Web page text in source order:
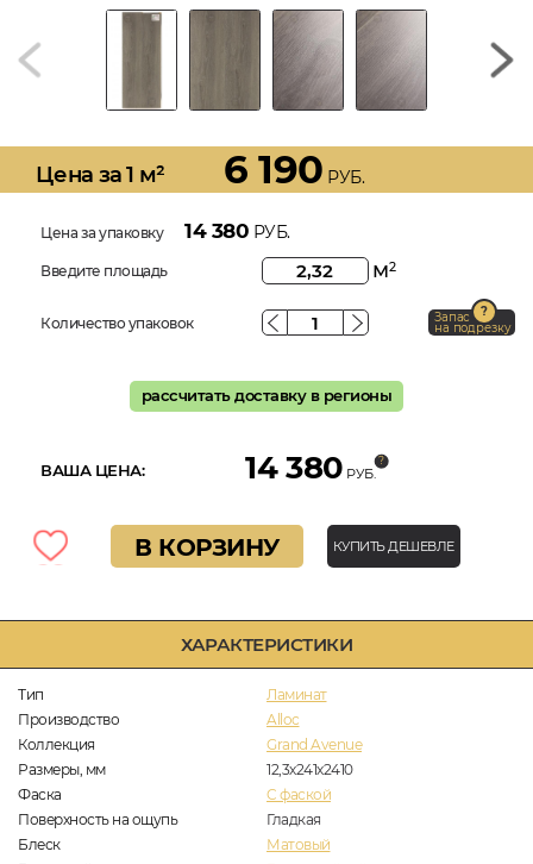
ХАРАКТЕРИСТИКИ
Тип
Ламинат
Производство
Alloc
Коллекция
Grand Avenue
Размеры, мм
12,3х241х2410
Фаска
C фаской
Поверхность на ощупь
Гладкая
Блеск
Матовый
Цена за 1 м² 6 190 РУБ.
Цена за упаковку 14 380 РУБ.
Введите площадь м2
Количество упаковок Запас
на подрезку
рассчитать доставку в регионы
ВАША ЦЕНА: 14 380 РУБ.
В КОРЗИНУ КУПИТЬ ДЕШЕВЛЕ